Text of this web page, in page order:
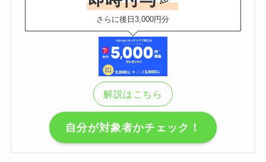
さらに後日3,000円分
解説はこちら
自分が対象者かチェック！